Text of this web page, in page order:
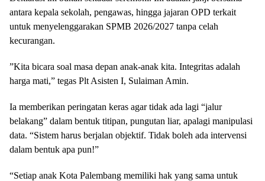
antara kepala sekolah, pengawas, hingga jajaran OPD terkait
untuk menyelenggarakan SPMB 2026/2027 tanpa celah
kecurangan.
​”Kita bicara soal masa depan anak-anak kita. Integritas adalah
harga mati,” tegas Plt Asisten I, Sulaiman Amin.
Ia memberikan peringatan keras agar tidak ada lagi “jalur
belakang” dalam bentuk titipan, pungutan liar, apalagi manipulasi
data. “Sistem harus berjalan objektif. Tidak boleh ada intervensi
dalam bentuk apa pun!”
“Setiap anak Kota Palembang memiliki hak yang sama untuk